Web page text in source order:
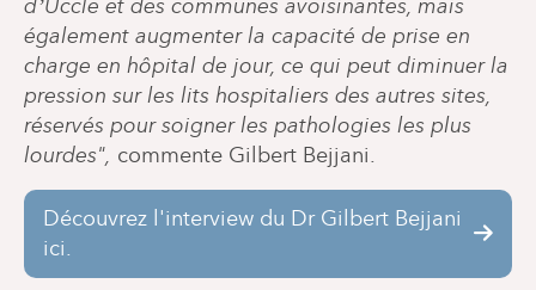
d’Uccle et des communes avoisinantes, mais
également augmenter la capacité de prise en
charge en hôpital de jour, ce qui peut diminuer la
pression sur les lits hospitaliers des autres sites,
réservés pour soigner les pathologies les plus
lourdes", commente Gilbert Bejjani.
Découvrez l'interview du Dr Gilbert Bejjani
ici.